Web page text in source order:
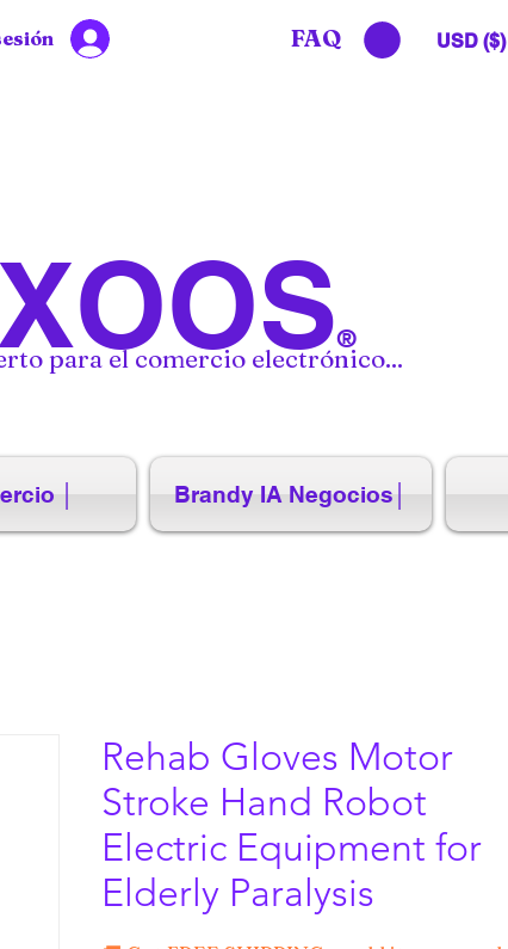
®
para el comercio electrónico...
FAQ USD ($)
│ Brandy IA Negocios│
Rehab Gloves Motor
Stroke Hand Robot
Electric Equipment for
Elderly Paralysis